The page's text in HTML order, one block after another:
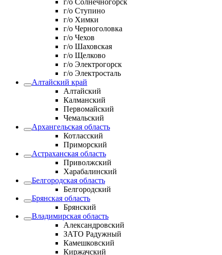
г/о Солнечногорск
г/о Ступино
г/о Химки
г/о Черноголовка
г/о Чехов
г/о Шаховская
г/о Щелково
г/о Электрогорск
г/о Электросталь
Алтайский край
Алтайский
Калманский
Первомайский
Чемальский
Архангельская область
Котласский
Приморский
Астраханская область
Приволжский
Харабалинский
Белгородская область
Белгородский
Брянская область
Брянский
Владимирская область
Александровский
ЗАТО Радужный
Камешковский
Киржачский